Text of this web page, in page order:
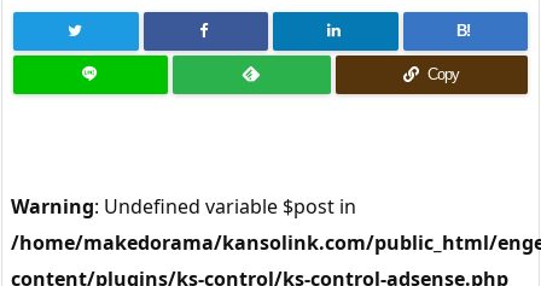
B!
Copy
Warning: Undefined variable $post in
/home/makedorama/kansolink.com/public_html/
content/plugins/ks-control/ks-control-adsense.php